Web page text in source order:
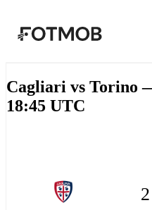
Cagliari vs Torino
18:45 UTC